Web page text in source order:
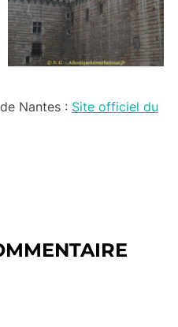
Nantes : Site officiel du